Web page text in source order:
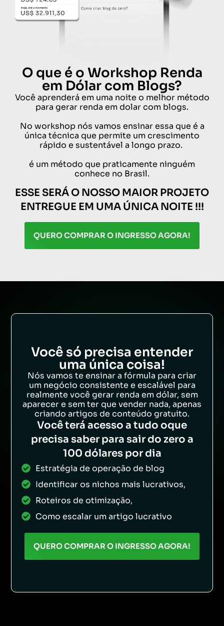
O que é o Workshop Renda
em Dólar com Blogs?
Você aprenderá em uma noite o melhor método
para gerar renda em dolar com blogs.
No workshop nós vamos ensinar essa que é a
única técnica que permite um crescimento
rápido e sustentável a longo prazo.
é um método que praticamente ninguém
conhece no Brasil.
ESSE SERÁ O NOSSO MAIOR PROJETO
ENTREGUE EM UMA ÚNICA NOITE !!!
QUERO COMPRAR O INGRESSO AGORA!
Você só precisa entender
uma única coisa!
Nós vamos te ensinar a fórmula para criar
um negócio consistente e escalável para
realmente você gerar renda em dólar, sem
aparecer e sem ter que vender nada, apenas
criando artigos de conteúdo gratuito.
Você terá acesso a tudo oque
precisa saber para sair do zero a
100 dólares por dia
Estratégia de operação de blog
Identificar os nichos mais lucrativos,
Roteiros de otimização,
Como escalar um artigo lucrativo
QUERO COMPRAR O INGRESSO AGORA!